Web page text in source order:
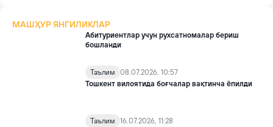
МАШҲУР ЯНГИЛИКЛАР
Абитуриентлар учун рухсатномалар бериш
бошланди
Таълим
08.07.2026, 10:57
Тошкент вилоятида боғчалар вақтинча ёпилди
Таълим
16.07.2026, 11:28